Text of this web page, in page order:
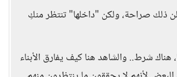
ذلك صراحة، ولكن "داخلها" تنتظر منكِ
هناك شرط.. والشاهد هنا كيف يفارق الأبناء